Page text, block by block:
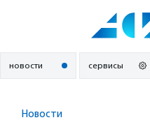
новости сервисы
Новости